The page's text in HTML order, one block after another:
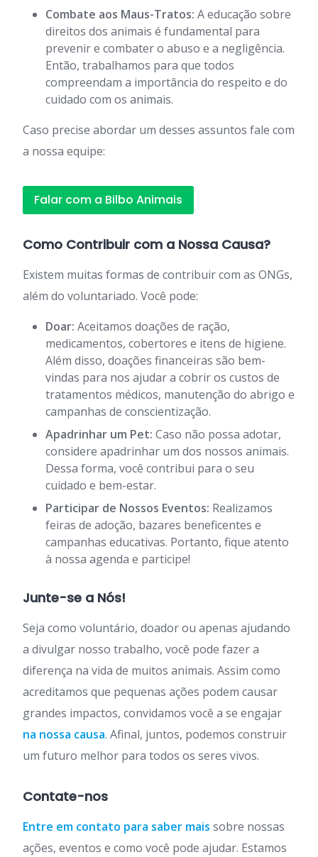
Combate aos Maus-Tratos: A educação sobre
direitos dos animais é fundamental para
prevenir e combater o abuso e a negligência.
Então, trabalhamos para que todos
compreendam a importância do respeito e do
cuidado com os animais.
Caso precise abordar um desses assuntos fale com
a nossa equipe:
Falar com a Bilbo Animais
Como Contribuir com a Nossa Causa?
Existem muitas formas de contribuir com as ONGs,
além do voluntariado. Você pode:
Doar: Aceitamos doações de ração,
medicamentos, cobertores e itens de higiene.
Além disso, doações financeiras são bem-
vindas para nos ajudar a cobrir os custos de
tratamentos médicos, manutenção do abrigo e
campanhas de conscientização.
Apadrinhar um Pet: Caso não possa adotar,
considere apadrinhar um dos nossos animais.
Dessa forma, você contribui para o seu
cuidado e bem-estar.
Participar de Nossos Eventos: Realizamos
feiras de adoção, bazares beneficentes e
campanhas educativas. Portanto, fique atento
à nossa agenda e participe!
Junte-se a Nós!
Seja como voluntário, doador ou apenas ajudando
a divulgar nosso trabalho, você pode fazer a
diferença na vida de muitos animais. Assim como
acreditamos que pequenas ações podem causar
grandes impactos, convidamos você a se engajar
na nossa causa. Afinal, juntos, podemos construir
um futuro melhor para todos os seres vivos.
Contate-nos
Entre em contato para saber mais sobre nossas
ações, eventos e como você pode ajudar. Estamos